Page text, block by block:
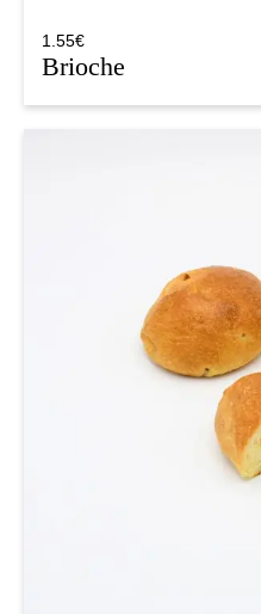
1.55€
Brioche